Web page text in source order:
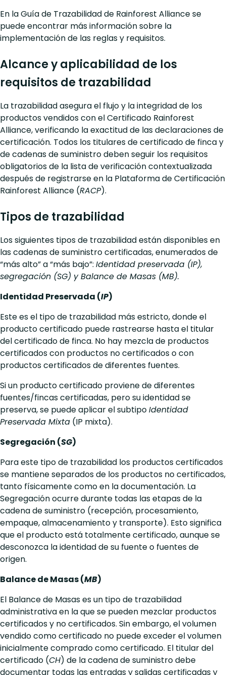
En la Guía de Trazabilidad de Rainforest Alliance se
puede encontrar más información sobre la
implementación de las reglas y requisitos.
Alcance y aplicabilidad de los
requisitos de trazabilidad
La trazabilidad asegura el flujo y la integridad de los
productos vendidos con el Certificado Rainforest
Alliance, verificando la exactitud de las declaraciones de
certificación. Todos los titulares de certificado de finca y
de cadenas de suministro deben seguir los requisitos
obligatorios de la lista de verificación contextualizada
después de registrarse en la Plataforma de Certificación
Rainforest Alliance (RACP).
Tipos de trazabilidad
Los siguientes tipos de trazabilidad están disponibles en
las cadenas de suministro certificadas, enumerados de
“más alto” a “más bajo”: Identidad preservada (IP),
segregación (SG) y Balance de Masas (MB).
Identidad Preservada (IP)
Este es el tipo de trazabilidad más estricto, donde el
producto certificado puede rastrearse hasta el titular
del certificado de finca. No hay mezcla de productos
certificados con productos no certificados o con
productos certificados de diferentes fuentes.
Si un producto certificado proviene de diferentes
fuentes/fincas certificadas, pero su identidad se
preserva, se puede aplicar el subtipoIdentidad
Preservada Mixta (IP mixta).
Segregación (SG)
Para este tipo de trazabilidad los productos certificados
se mantiene separados de los productos no certificados,
tanto físicamente como en la documentación. La
Segregación ocurre durante todas las etapas de la
cadena de suministro (recepción, procesamiento,
empaque, almacenamiento y transporte). Esto significa
que el producto está totalmente certificado, aunque se
desconozca la identidad de su fuente o fuentes de
origen.
Balance de Masas (MB)
El Balance de Masas es un tipo de trazabilidad
administrativa en la que se pueden mezclar productos
certificados y no certificados. Sin embargo, el volumen
vendido como certificado no puede exceder el volumen
inicialmente comprado como certificado. El titular del
certificado (CH) de la cadena de suministro debe
documentar todas las entradas y salidas certificadas y